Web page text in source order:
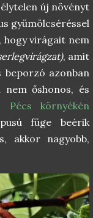
új növényt
gyümölcséréssel
hogy virágait nem
, amit
beporzó azonban
nem őshonos, és
környékén
füge beérik
akkor nagyobb,